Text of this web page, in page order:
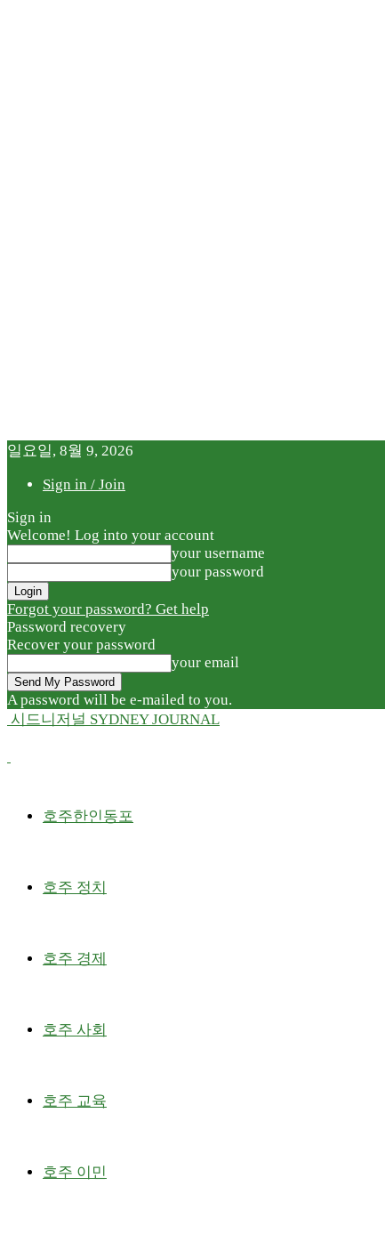
일요일, 8월 9, 2026
Sign in / Join
Sign in
Welcome! Log into your account
your username
your password
Forgot your password? Get help
Password recovery
Recover your password
your email
A password will be e-mailed to you.
시드니저널 SYDNEY JOURNAL
호주한인동포
호주 정치
호주 경제
호주 사회
호주 교육
호주 이민